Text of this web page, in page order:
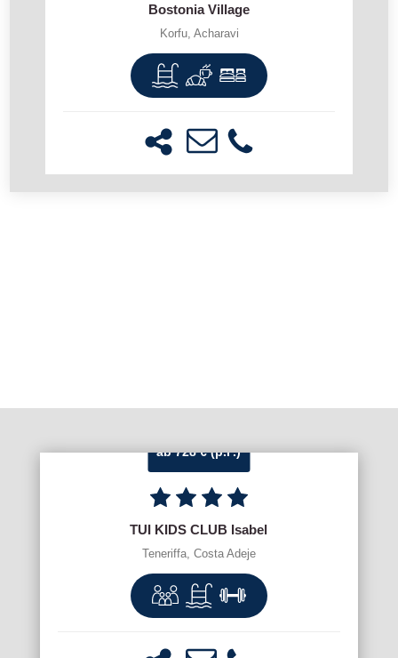
Bostonia Village
Korfu, Acharavi
ab 728 € (p.P.)
TUI KIDS CLUB Isabel
Teneriffa, Costa Adeje